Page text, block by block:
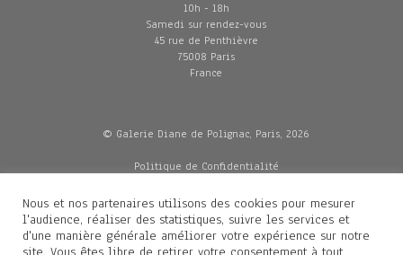
10h - 18h
Samedi sur rendez-vous
45 rue de Penthièvre
75008 Paris
France
© Galerie Diane de Polignac, Paris, 2026
Politique de Confidentialité
Mentions légales
Livraisons
Nous et nos partenaires utilisons des cookies pour mesurer
l'audience, réaliser des statistiques, suivre les services et
d'une manière générale améliorer votre expérience sur notre